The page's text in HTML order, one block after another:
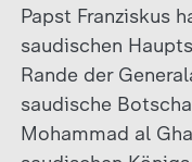
Papst Franziskus
saudischen
Rande der
saudische
Mohammad al